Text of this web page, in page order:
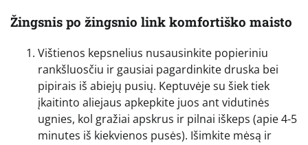
Žingsnis po žingsnio link komfortiško maisto
Vištienos kepsnelius nusausinkite popieriniu
rankšluosčiu ir gausiai pagardinkite druska bei
pipirais iš abiejų pusių. Keptuvėje su šiek tiek
įkaitinto aliejaus apkepkite juos ant vidutinės
ugnies, kol gražiai apskrus ir pilnai iškeps (apie 4-5
minutes iš kiekvienos pusės). Išimkite mėsą ir